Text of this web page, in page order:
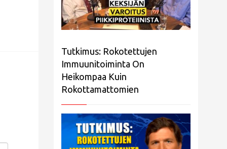
Tutkimus: Rokotettujen
Immuunitoiminta On
Heikompaa Kuin
Rokottamattomien